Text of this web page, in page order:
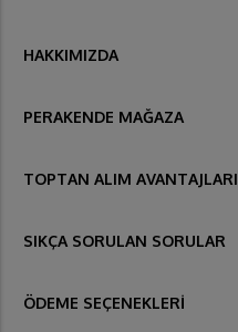
HAKKIMIZDA
PERAKENDE MAĞAZA
TOPTAN ALIM AVANTAJLARI
SIKÇA SORULAN SORULAR
ÖDEME SEÇENEKLERİ